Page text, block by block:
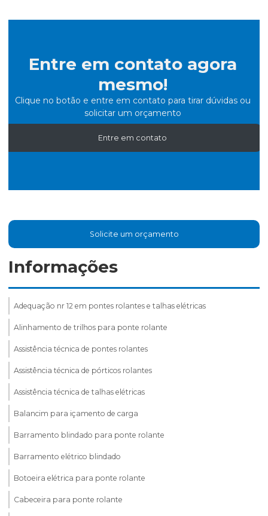
Entre em contato agora
mesmo!
Clique no botão e entre em contato para tirar dúvidas ou
solicitar um orçamento
Entre em contato
Solicite um orçamento
Informações
Adequação nr 12 em pontes rolantes e talhas elétricas
Alinhamento de trilhos para ponte rolante
Assistência técnica de pontes rolantes
Assistência técnica de pórticos rolantes
Assistência técnica de talhas elétricas
Balancim para içamento de carga
Barramento blindado para ponte rolante
Barramento elétrico blindado
Botoeira elétrica para ponte rolante
Cabeceira para ponte rolante